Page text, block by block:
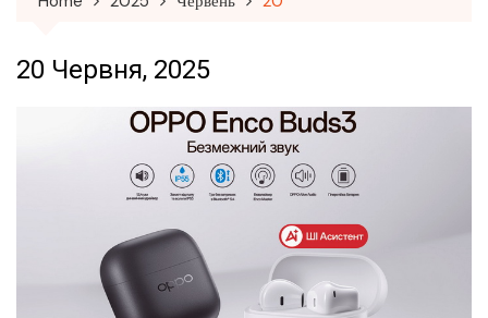
20 Червня, 2025